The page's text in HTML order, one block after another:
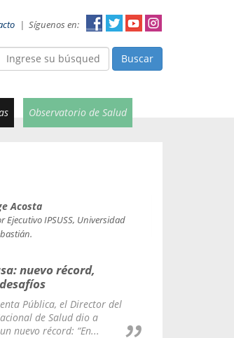
| Síguenos en:
Buscar
Observatorio de Salud
Acosta
Ejecutivo IPSUSS, Universidad
nuevo récord,
Pública, el Director del
de Salud dio a
nuevo récord: “En...